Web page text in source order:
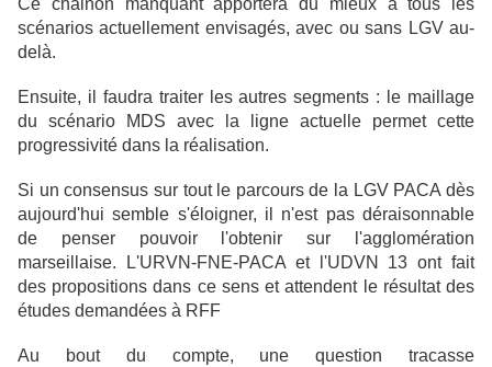
Ce chainon manquant apportera du mieux à tous les
scénarios actuellement envisagés, avec ou sans LGV au-
delà.
Ensuite, il faudra traiter les autres segments : le maillage
du scénario MDS avec la ligne actuelle permet cette
progressivité dans la réalisation.
Si un consensus sur tout le parcours de la LGV PACA dès
aujourd'hui semble s'éloigner, il n'est pas déraisonnable
de penser pouvoir l'obtenir sur l'agglomération
marseillaise. L'URVN-FNE-PACA et l'UDVN 13 ont fait
des propositions dans ce sens et attendent le résultat des
études demandées à RFF
Au bout du compte, une question tracasse